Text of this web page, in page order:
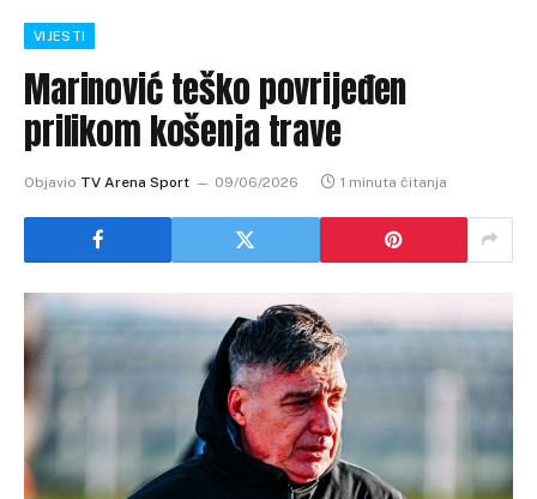
VIJESTI
Marinović teško povrijeđen
prilikom košenja trave
Objavio TV Arena Sport 09/06/2026 1 minuta čitanja